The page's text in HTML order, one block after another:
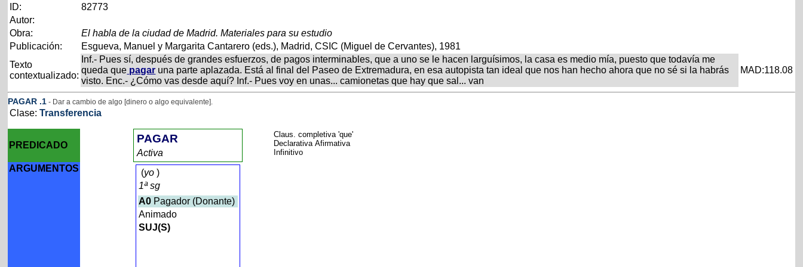
ID:
82773
Autor:
Obra:
El habla de la ciudad de Madrid. Materiales para su estudio
Publicación:
Esgueva, Manuel y Margarita Cantarero (eds.), Madrid, CSIC (Miguel de Cervantes), 1981
Texto
contextualizado:
Inf.- Pues sí, después de grandes esfuerzos, de pagos interminables, que a uno se le hacen larguísimos, la casa es medio mía, puesto que todavía me
queda que pagar una parte aplazada. Está al final del Paseo de Extremadura, en esa autopista tan ideal que nos han hecho ahora que no sé si la habrás
visto. Enc.- ¿Cómo vas desde aquí? Inf.- Pues voy en unas... camionetas que hay que sal... van
MAD:118.08
PAGAR .1 - Dar a cambio de algo [dinero o algo equivalente].
Clase:Transferencia
PREDICADO
PAGAR
Activa
Claus. completiva 'que'
Declarativa Afirmativa
Infinitivo
ARGUMENTOS (yo )
1ª sg
A0 Pagador (Donante)
Animado
SUJ(S)